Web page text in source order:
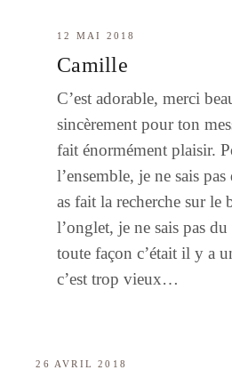
12 MAI 2018
Camille
C’est adorable, merci
sincèrement pour ton
fait énormément plaisir.
l’ensemble, je ne sais
as fait la recherche sur le
l’onglet, je ne sais pas
toute façon c’était il y a
c’est trop vieux…
26 AVRIL 2018